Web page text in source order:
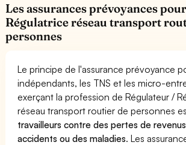
Les assurances prévoyances
Régulatrice réseau transport
personnes
Le principe de l'assurance prévoyance
indépendants, les TNS et les micro-
exerçant la profession de Régulateur /
réseau transport routier de personnes
travailleurs contre des pertes de
accidents ou des maladies. Les